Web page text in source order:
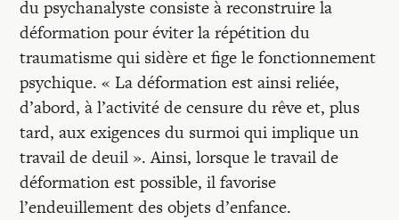
du psychanalyste consiste à reconstruire la
déformation pour éviter la répétition du
traumatisme qui sidère et fige le fonctionnement
psychique. « La déformation est ainsi reliée,
d’abord, à l’activité de censure du rêve et, plus
tard, aux exigences du surmoi qui implique un
travail de deuil ». Ainsi, lorsque le travail de
déformation est possible, il favorise
l’endeuillement des objets d’enfance.